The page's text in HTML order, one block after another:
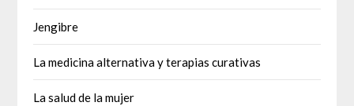
Jengibre
La medicina alternativa y terapias curativas
La salud de la mujer